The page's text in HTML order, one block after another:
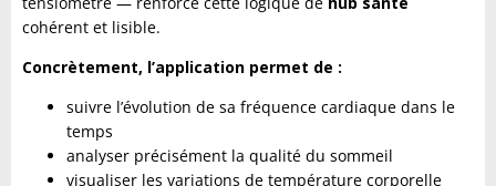
cohérent et lisible.
Concrètement, l’application permet de :
suivre l’évolution de sa fréquence cardiaque dans le
temps
analyser précisément la qualité du sommeil
visualiser les variations de température corporelle